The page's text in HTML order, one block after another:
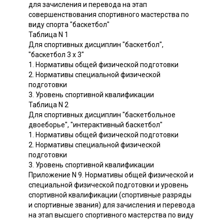
для зачисления и перевода на этап
совершенствования спортивного мастерства по
виду спорта "баскетбол"
Таблица N 1
Для спортивных дисциплин "баскетбол",
"баскетбол 3 x 3"
1. Нормативы общей физической подготовки
2. Нормативы специальной физической
подготовки
3. Уровень спортивной квалификации
Таблица N 2
Для спортивных дисциплин "баскетбольное
двоеборье", "интерактивный баскетбол"
1. Нормативы общей физической подготовки
2. Нормативы специальной физической
подготовки
3. Уровень спортивной квалификации
Приложение N 9. Нормативы общей физической и
специальной физической подготовки и уровень
спортивной квалификации (спортивные разряды
и спортивные звания) для зачисления и перевода
на этап высшего спортивного мастерства по виду